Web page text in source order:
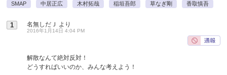
SMAP 中居正広 木村拓哉 稲垣吾郎 草なぎ剛 香取慎吾
1 名無しだＪ より
2016年1月14日 4:04 PM
解散なんて絶対反対！
どうすればいいのか、みんな考えよう！